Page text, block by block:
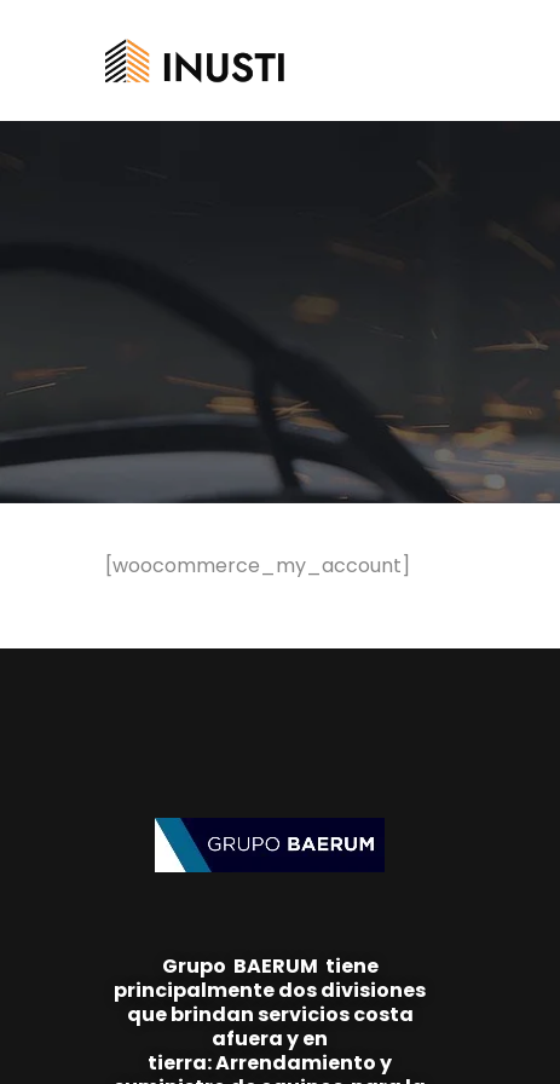
[woocommerce_my_account]
Grupo BAERUM tiene
principalmentedosdivisiones
que brindanservicios costa
afuera y en
tierra:Arrendamiento y